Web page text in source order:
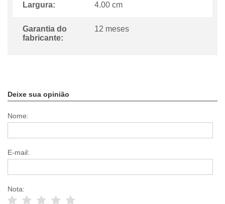
Largura: 4.00 cm
Garantia do
fabricante:
12 meses
Deixe sua opinião
Nome:
E-mail:
Nota: